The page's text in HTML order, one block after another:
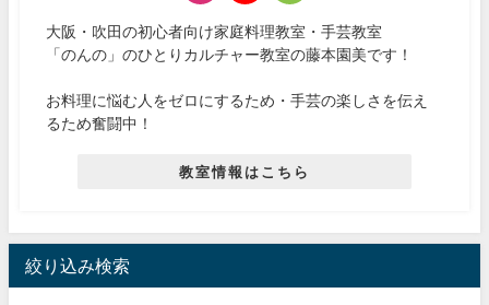
大阪・吹田の初心者向け家庭料理教室・手芸教室
「のんの」のひとりカルチャー教室の藤本園美です！
お料理に悩む人をゼロにするため・手芸の楽しさを伝え
るため奮闘中！
教室情報はこちら
絞り込み検索